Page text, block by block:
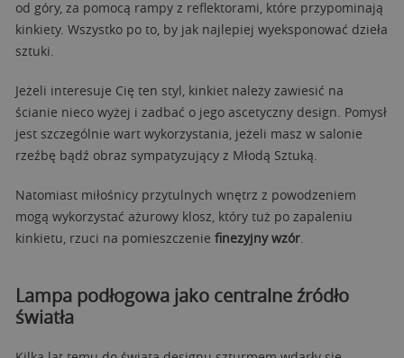
od góry, za pomocą rampy z reflektorami, które przypominają
kinkiety. Wszystko po to, by jak najlepiej wyeksponować dzieła
sztuki.
Jeżeli interesuje Cię ten styl, kinkiet należy zawiesić na
ścianie nieco wyżej i zadbać o jego ascetyczny design. Pomysł
jest szczególnie wart wykorzystania, jeżeli masz w salonie
rzeźbę bądź obraz sympatyzujący z Młodą Sztuką.
Natomiast miłośnicy przytulnych wnętrz z powodzeniem
mogą wykorzystać ażurowy klosz, który tuż po zapaleniu
kinkietu, rzuci na pomieszczenie finezyjny wzór
Lampa podłogowa jako centralne źródło
światła